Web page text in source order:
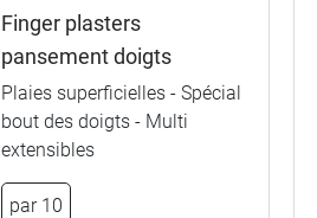
Finger plasters
pansement doigts
Plaies superficielles - Spécial
bout des doigts - Multi
extensibles
par 10